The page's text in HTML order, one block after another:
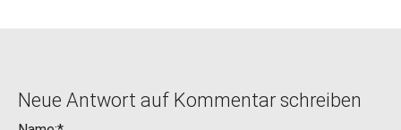
Neue Antwort auf Kommentar schreiben